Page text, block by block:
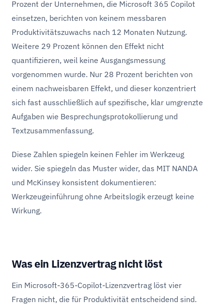
Prozent der Unternehmen, die Microsoft 365 Copilot
einsetzen, berichten von keinem messbaren
Produktivitätszuwachs nach 12 Monaten Nutzung.
Weitere 29 Prozent können den Effekt nicht
quantifizieren, weil keine Ausgangsmessung
vorgenommen wurde. Nur 28 Prozent berichten von
einem nachweisbaren Effekt, und dieser konzentriert
sich fast ausschließlich auf spezifische, klar umgrenzte
Aufgaben wie Besprechungsprotokollierung und
Textzusammenfassung.
Diese Zahlen spiegeln keinen Fehler im Werkzeug
wider. Sie spiegeln das Muster wider, das MIT NANDA
und McKinsey konsistent dokumentieren:
Werkzeugeinführung ohne Arbeitslogik erzeugt keine
Wirkung.
Was ein Lizenzvertrag nicht löst
Ein Microsoft-365-Copilot-Lizenzvertrag löst vier
Fragen nicht, die für Produktivität entscheidend sind.